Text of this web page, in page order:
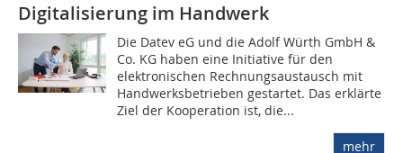
Digitalisierung im Handwerk
Die Datev eG und die Adolf Würth GmbH &
Co. KG haben eine Initiative für den
elektronischen Rechnungsaustausch mit
Handwerksbetrieben gestartet. Das erklärte
Ziel der Kooperation ist, die...
mehr